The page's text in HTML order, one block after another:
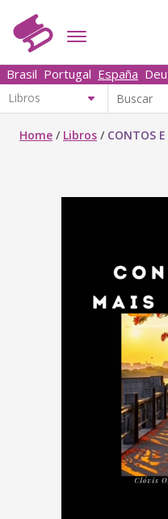
Brasil Portugal España
Home / Libros / CONTOS